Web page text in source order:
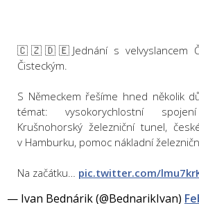
🇨🇿🇩🇪Jednání s velvyslancem
Čisteckým.
S Německem řešíme hned několik
témat: vysokorychlostní spojení
Krušnohorský železniční tunel,
v Hamburku, pomoc nákladní
Na začátku… pic.twitter.com/
— Ivan Bednárik (@BednarikIvan)